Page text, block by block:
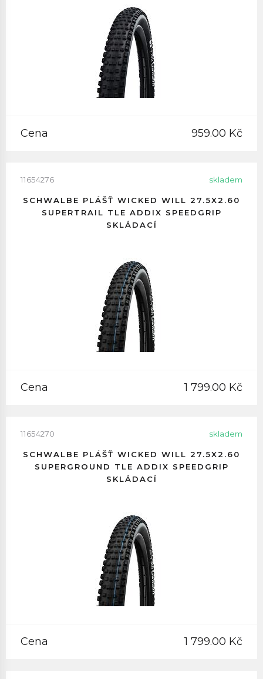
Cena 959.00 Kč
11654276 skladem
SCHWALBE PLÁŠŤ WICKED WILL 27.5X2.60
SUPERTRAIL TLE ADDIX SPEEDGRIP
SKLÁDACÍ
Cena 1 799.00 Kč
11654270 skladem
SCHWALBE PLÁŠŤ WICKED WILL 27.5X2.60
SUPERGROUND TLE ADDIX SPEEDGRIP
SKLÁDACÍ
Cena 1 799.00 Kč